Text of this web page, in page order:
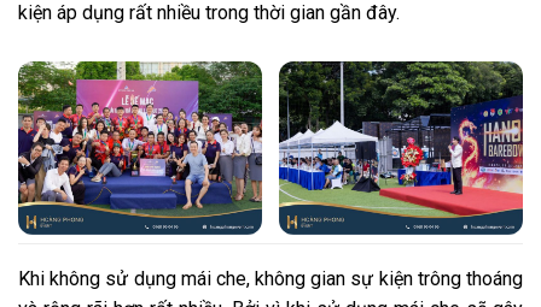
kiện áp dụng rất nhiều trong thời gian gần đây.
Khi không sử dụng mái che, không gian sự kiện trông thoáng